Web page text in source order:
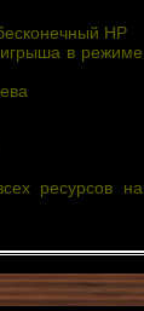
HP
в режиме
ресурсов на